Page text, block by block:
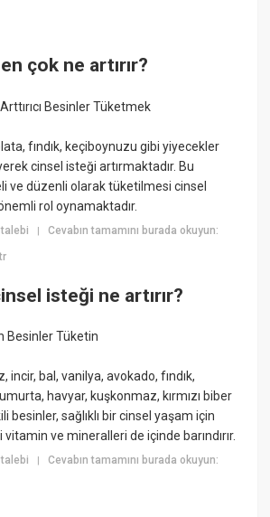
çok ne artırır?
Besinler Tüketmek
fındık, keçiboynuzu gibi yiyecekler
cinsel isteği artırmaktadır. Bu
ve düzenli olarak tüketilmesi cinsel
rol oynamaktadır.
|Cevabın tamamını burada okuyun:
isteği ne artırır?
Besinler Tüketin
incir, bal, vanilya, avokado, fındık,
havyar, kuşkonmaz, kırmızı biber
besinler, sağlıklı bir cinsel yaşam için
ve mineralleri de içinde barındırır.
talebi |Cevabın tamamını burada okuyun: